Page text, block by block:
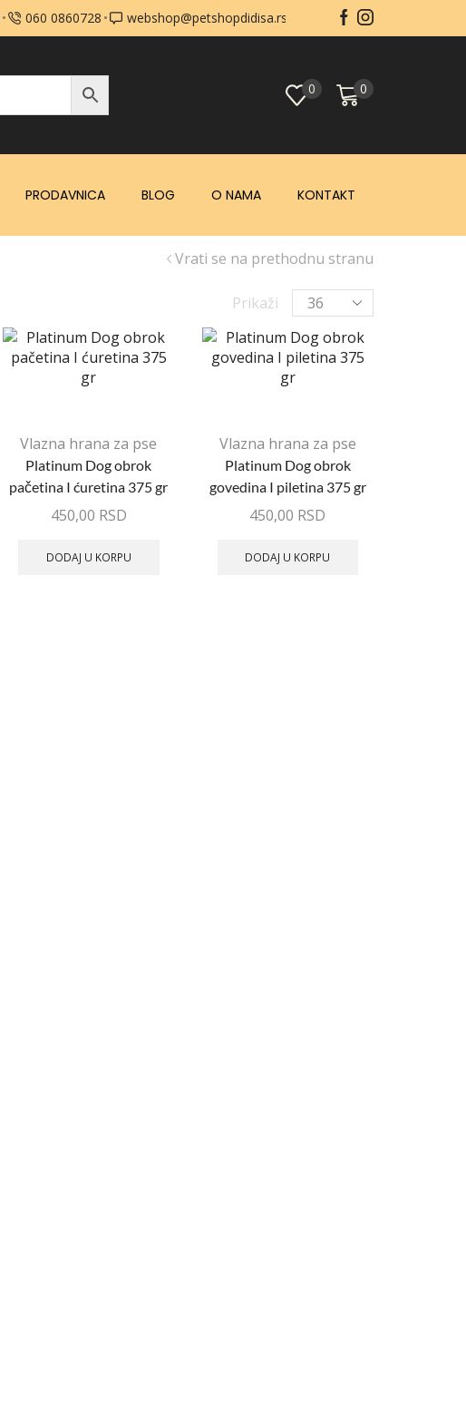
060 0860728 webshop@petshopdidisa.rs
0 0
PRODAVNICA BLOG O NAMA KONTAKT
Vrati se na prethodnu stranu
Prikaži
Vlazna hrana za pse
Platinum Dog obrok
pačetina I ćuretina 375 gr
450,00 RSD
DODAJ U KORPU
Vlazna hrana za pse
Platinum Dog obrok
govedina I piletina 375 gr
450,00 RSD
DODAJ U KORPU